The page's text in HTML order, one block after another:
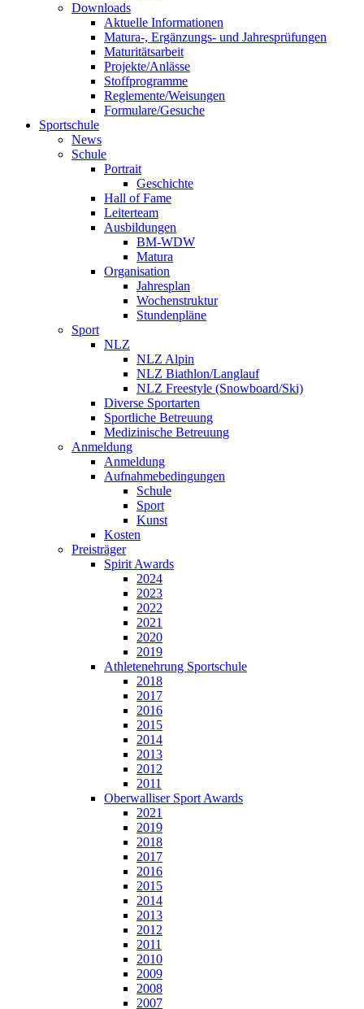
Downloads
Aktuelle Informationen
Matura-, Ergänzungs- und Jahresprüfungen
Maturitätsarbeit
Projekte/Anlässe
Stoffprogramme
Reglemente/Weisungen
Formulare/Gesuche
Sportschule
News
Schule
Portrait
Geschichte
Hall of Fame
Leiterteam
Ausbildungen
BM-WDW
Matura
Organisation
Jahresplan
Wochenstruktur
Stundenpläne
Sport
NLZ
NLZ Alpin
NLZ Biathlon/Langlauf
NLZ Freestyle (Snowboard/Ski)
Diverse Sportarten
Sportliche Betreuung
Medizinische Betreuung
Anmeldung
Anmeldung
Aufnahmebedingungen
Schule
Sport
Kunst
Kosten
Preisträger
Spirit Awards
2024
2023
2022
2021
2020
2019
Athletenehrung Sportschule
2018
2017
2016
2015
2014
2013
2012
2011
Oberwalliser Sport Awards
2021
2019
2018
2017
2016
2015
2014
2013
2012
2011
2010
2009
2008
2007